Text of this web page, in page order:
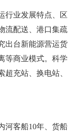
行业发展特点、区
流配送、港口集疏
出台新能源营运货
等商业模式。科学
充站、换电站、
河客船10年、货船